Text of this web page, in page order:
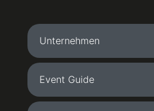
Unternehmen
Event Guide